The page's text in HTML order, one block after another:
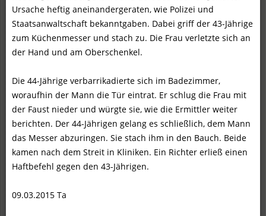
Ursache heftig aneinandergeraten, wie Polizei und
Staatsanwaltschaft bekanntgaben. Dabei griff der 43-Jährige
zum Küchenmesser und stach zu. Die Frau verletzte sich an
der Hand und am Oberschenkel.
Die 44-Jährige verbarrikadierte sich im Badezimmer,
woraufhin der Mann die Tür eintrat. Er schlug die Frau mit
der Faust nieder und würgte sie, wie die Ermittler weiter
berichten. Der 44-Jährigen gelang es schließlich, dem Mann
das Messer abzuringen. Sie stach ihm in den Bauch. Beide
kamen nach dem Streit in Kliniken. Ein Richter erließ einen
Haftbefehl gegen den 43-Jährigen.
09.03.2015 Ta